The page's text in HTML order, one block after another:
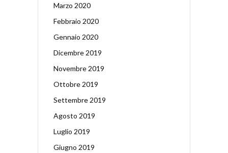
Marzo 2020
Febbraio 2020
Gennaio 2020
Dicembre 2019
Novembre 2019
Ottobre 2019
Settembre 2019
Agosto 2019
Luglio 2019
Giugno 2019